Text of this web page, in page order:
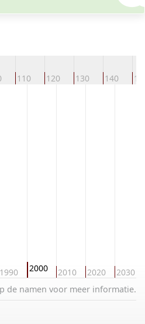
110 120 130 140
1990 2000 2010 2020 2030
de namen voor meer informatie.